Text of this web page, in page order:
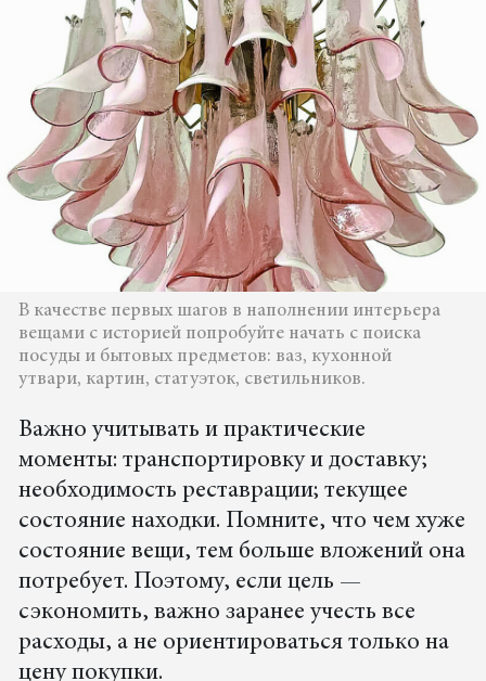
В качестве первых шагов в наполнении интерьера
вещами с историей попробуйте начать с поиска
посуды и бытовых предметов: ваз, кухонной
утвари, картин, статуэток, светильников.
Важно учитывать и практические
моменты: транспортировку и доставку;
необходимость реставрации; текущее
состояние находки. Помните, что чем хуже
состояние вещи, тем больше вложений она
потребует. Поэтому, если цель —
сэкономить, важно заранее учесть все
расходы, а не ориентироваться только на
цену покупки.